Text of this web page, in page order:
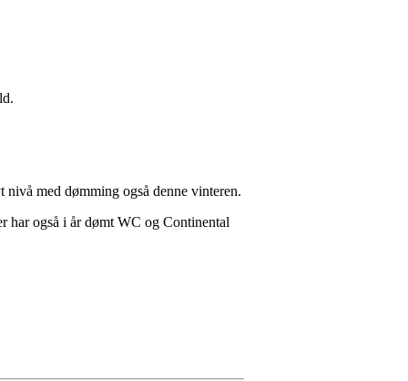
med dømming også denne vinteren.
har også i år dømt WC og Continental